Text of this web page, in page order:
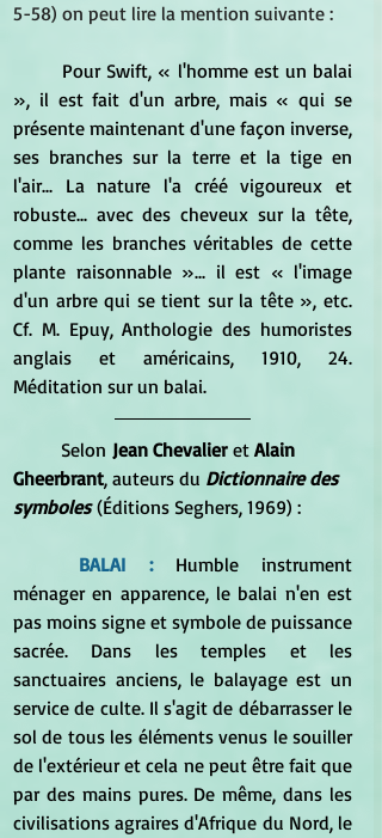
5-58) on peut lire la mention suivante :
», il est fait d'un arbre, mais « qui se
présente maintenant d'une façon inverse,
ses branches sur la terre et la tige en
l'air... La nature l'a créé vigoureux et
robuste... avec des cheveux sur la tête,
comme les branches véritables de cette
plante raisonnable »... il est « l'image
d'un arbre qui se tient sur la tête », etc.
Cf. M. Epuy, Anthologie des humoristes
anglais et américains, 1910, 24.
Méditation sur un balai.
Selon Jean Chevalier et Alain
Gheerbrant, auteurs du Dictionnaire des
symboles (Éditions Seghers, 1969) :
BALAI : Humble instrument
ménager en apparence, le balai n'en est
pas moins signe et symbole de puissance
sacrée. Dans les temples et les
sanctuaires anciens, le balayage est un
service de culte. Il s'agit de débarrasser le
sol de tous les éléments venus le souiller
de l'extérieur et cela ne peut être fait que
par des mains pures. De même, dans les
civilisations agraires d'Afrique du Nord, le